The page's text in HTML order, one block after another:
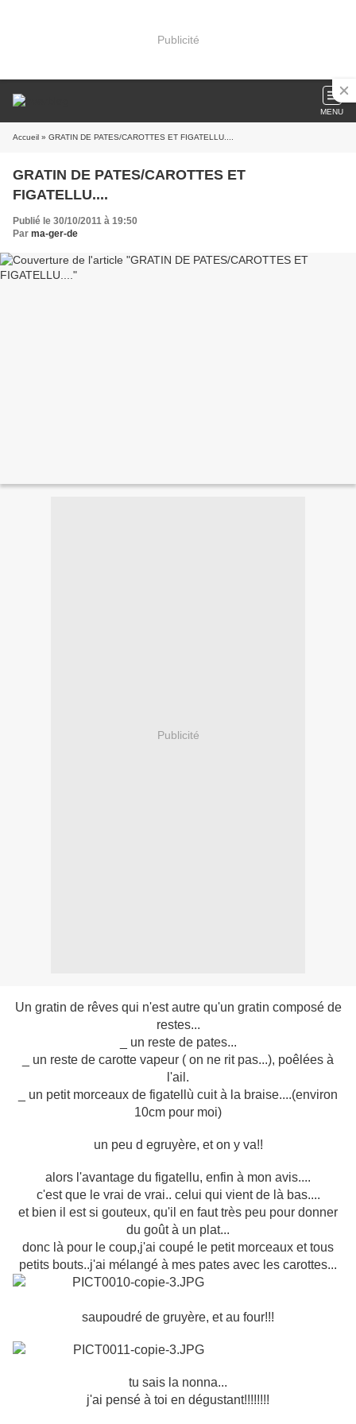
Publicité
MENU
Accueil » GRATIN DE PATES/CAROTTES ET FIGATELLU....
GRATIN DE PATES/CAROTTES ET
FIGATELLU....
Publié le 30/10/2011 à 19:50
Par ma-ger-de
Publicité
Un gratin de rêves qui n'est autre qu'un gratin composé de
restes...
_ un reste de pates...
_ un reste de carotte vapeur ( on ne rit pas...), poêlées à
l'ail.
_ un petit morceaux de figatellù cuit à la braise....(environ
10cm pour moi)
un peu d egruyère, et on y va!!
alors l'avantage du figatellu, enfin à mon avis....
c'est que le vrai de vrai.. celui qui vient de là bas....
et bien il est si gouteux, qu'il en faut très peu pour donner
du goût à un plat...
donc là pour le coup,j'ai coupé le petit morceaux et tous
petits bouts..j'ai mélangé à mes pates avec les carottes...
saupoudré de gruyère, et au four!!!
tu sais la nonna...
j'ai pensé à toi en dégustant!!!!!!!!